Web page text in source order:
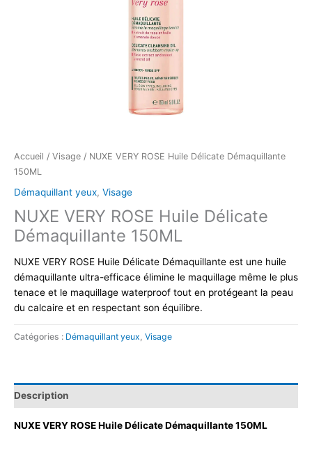
Accueil / Visage / NUXE VERY ROSE Huile Délicate Démaquillante
150ML
Démaquillant yeux, Visage
NUXE VERY ROSE Huile Délicate
Démaquillante 150ML
NUXE VERY ROSE Huile Délicate Démaquillante est une huile
démaquillante ultra-efficace élimine le maquillage même le plus
tenace et le maquillage waterproof tout en protégeant la peau
du calcaire et en respectant son équilibre.
Catégories : Démaquillant yeux, Visage
Description
NUXE VERY ROSE Huile Délicate Démaquillante 150ML